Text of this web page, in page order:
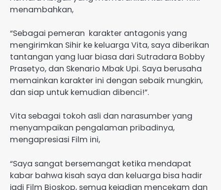
menambahkan,
“Sebagai pemeran karakter antagonis yang
mengirimkan Sihir ke keluarga Vita, saya diberikan
tantangan yang luar biasa dari Sutradara Bobby
Prasetyo, dan Skenario Mbak Upi. Saya berusaha
memainkan karakter ini dengan sebaik mungkin,
dan siap untuk kemudian dibenci!”.
Vita sebagai tokoh asli dan narasumber yang
menyampaikan pengalaman pribadinya,
mengapresiasi Film ini,
“Saya sangat bersemangat ketika mendapat
kabar bahwa kisah saya dan keluarga bisa hadir
jadi Film Bioskop, semua kejadian mencekam dan